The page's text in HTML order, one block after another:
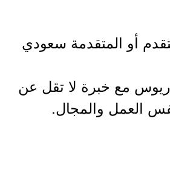
أو المتقدمة سعودي
مع خبرة لا تقل عن